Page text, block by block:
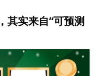
其实来自“可预测